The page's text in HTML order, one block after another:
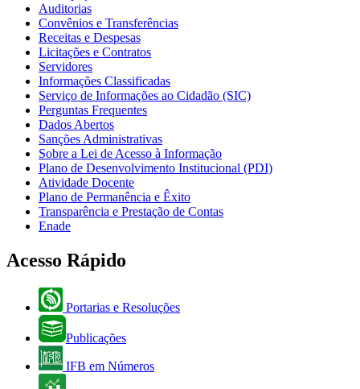
Auditorias
Convênios e Transferências
Receitas e Despesas
Licitações e Contratos
Servidores
Informações Classificadas
Serviço de Informações ao Cidadão (SIC)
Perguntas Frequentes
Dados Abertos
Sanções Administrativas
Sobre a Lei de Acesso à Informação
Plano de Desenvolvimento Institucional (PDI)
Atividade Docente
Plano de Permanência e Êxito
Transparência e Prestação de Contas
Enade
Acesso Rápido
Portarias e Resoluções
Publicações
IFB em Números